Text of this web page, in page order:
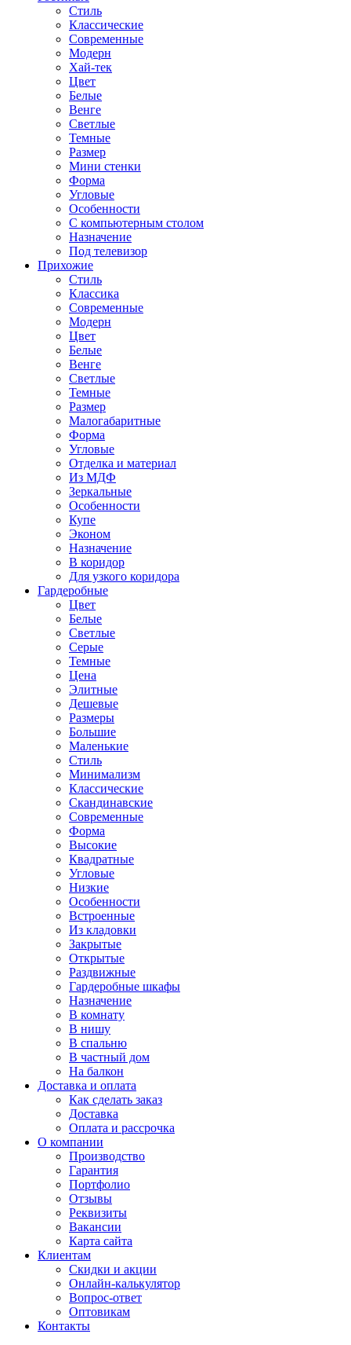
Стиль
Классические
Современные
Модерн
Хай-тек
Цвет
Белые
Венге
Светлые
Темные
Размер
Мини стенки
Форма
Угловые
Особенности
С компьютерным столом
Назначение
Под телевизор
Прихожие
Стиль
Классика
Современные
Модерн
Цвет
Белые
Венге
Светлые
Темные
Размер
Малогабаритные
Форма
Угловые
Отделка и материал
Из МДФ
Зеркальные
Особенности
Купе
Эконом
Назначение
В коридор
Для узкого коридора
Гардеробные
Цвет
Белые
Светлые
Серые
Темные
Цена
Элитные
Дешевые
Размеры
Большие
Маленькие
Стиль
Минимализм
Классические
Скандинавские
Современные
Форма
Высокие
Квадратные
Угловые
Низкие
Особенности
Встроенные
Из кладовки
Закрытые
Открытые
Раздвижные
Гардеробные шкафы
Назначение
В комнату
В нишу
В спальню
В частный дом
На балкон
Доставка и оплата
Как сделать заказ
Доставка
Оплата и рассрочка
О компании
Производство
Гарантия
Портфолио
Отзывы
Реквизиты
Вакансии
Карта сайта
Клиентам
Скидки и акции
Онлайн-калькулятор
Вопрос-ответ
Оптовикам
Контакты